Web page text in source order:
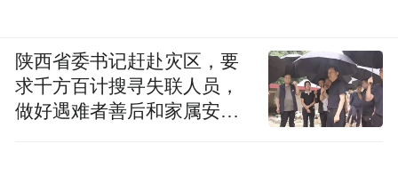
陕西省委书记赶赴灾区，要
求千方百计搜寻失联人员，
做好遇难者善后和家属安抚